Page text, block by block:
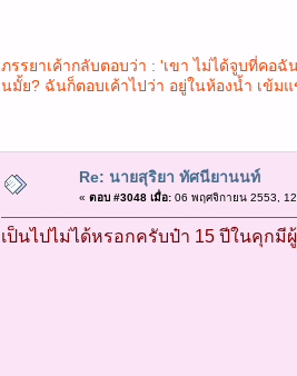
ภรรยาเค้ากลับตอบว่า : 'เขา ไม่ได้จูบที่คอ
นมั้ย? ฉันก็ตอบเค้าไปว่า อยู่ในห้องน้ำ เข้
Re: นายสุริยา ทัศนียานนท์
« ตอบ #3048 เมื่อ:06 พฤศจิกายน 2553,
เป็นไปไม่ได้หรอกครับป๋า 15 ปีในคุกมี